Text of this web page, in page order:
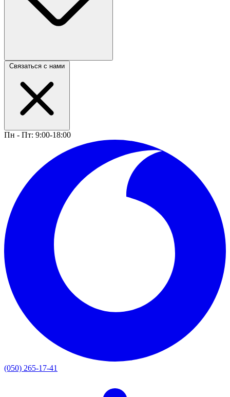
Связаться с нами
Пн - Пт: 9:00-18:00
(050) 265-17-41